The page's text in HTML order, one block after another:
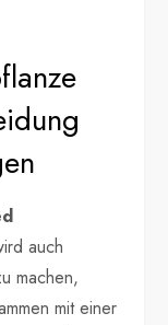
auch
machen,
mit einer